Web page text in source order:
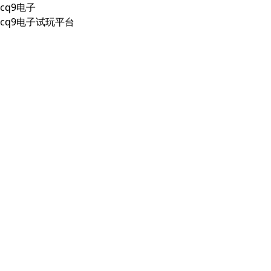
cq9电子
cq9电子试玩平台